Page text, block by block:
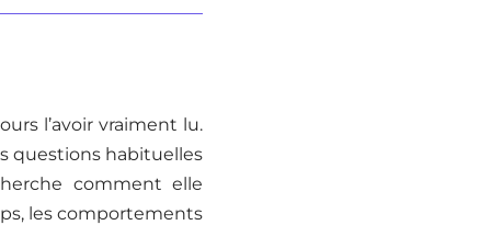
l’avoir vraiment lu.
questions habituelles
comment elle
les comportements